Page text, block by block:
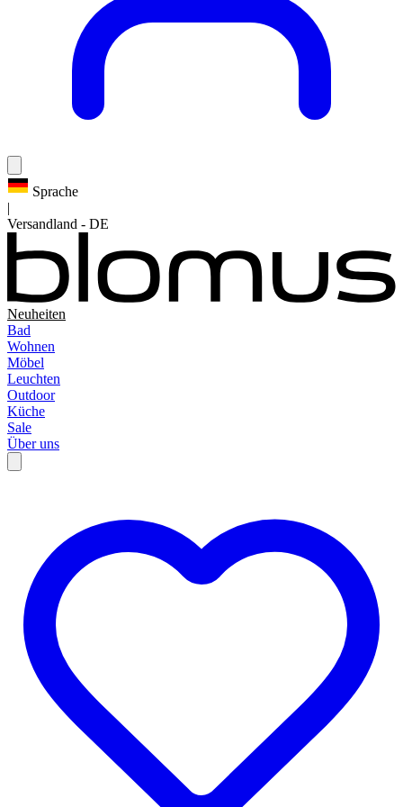
Sprache
|
Versandland - DE
Neuheiten
Bad
Wohnen
Möbel
Leuchten
Outdoor
Küche
Sale
Über uns